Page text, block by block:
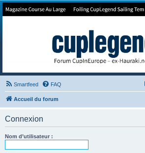
Forum de Cup In Europe
Smartfeed FAQ
Accueil du forum
Connexion
Nom d’utilisateur :